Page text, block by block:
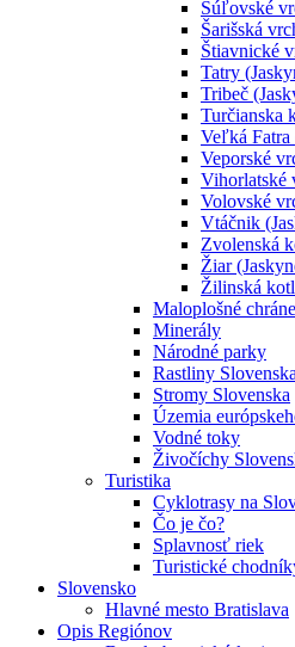
Súľovské
Šarišská
Štiavnické
Tatry
Tribeč
Turčianska
Veľká Fatra
Veporské
Vihorlatské
Volovské
Vtáčnik
Zvolenská
Žiar
Žilinská
Maloplošné
Minerály
Národné parky
Rastliny Slovenska
Stromy Slovenska
Územia
Vodné toky
Živočíchy
Turistika
Cyklotrasy na
Čo je čo?
Splavnosť riek
Turistické
Slovensko
Hlavné mesto Bratislava
Opis Regiónov